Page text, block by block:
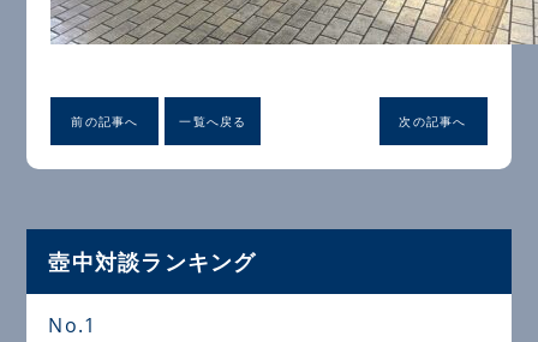
前の記事へ 一覧へ戻る 次の記事へ
壺中対談ランキング
No.1